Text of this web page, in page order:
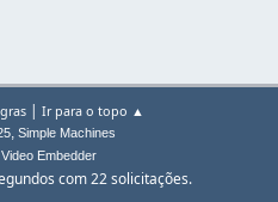
| Ir para o topo ▲
, Simple Machines
Embedder
com 22 solicitações.